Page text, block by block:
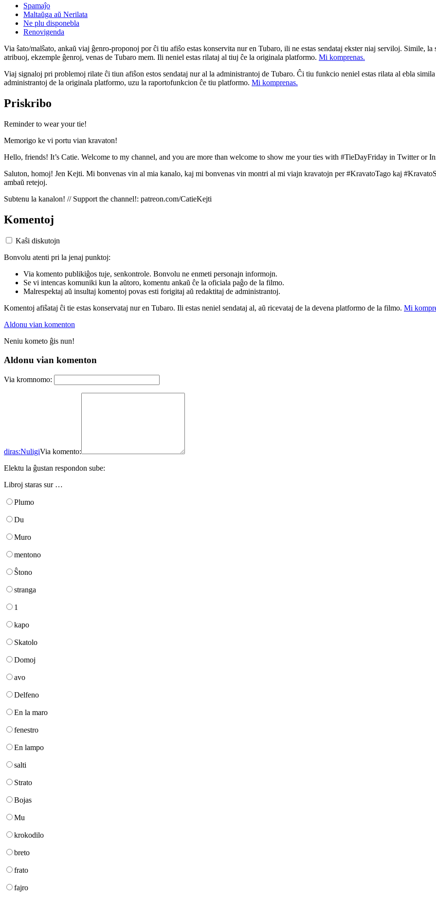
Spamaĵo
Maltaŭga aŭ Nerilata
Ne plu disponebla
Renovigenda
Via ŝato/malŝato, ankaŭ viaj ĝenro-proponoj por ĉi tiu afiŝo estas konservita nur en Tubaro, ili ne estas sendataj ekster niaj serviloj. Simile,
atribuoj, ekzemple ĝenroj, venas de Tubaro mem. Ili neniel estas rilataj al tiuj ĉe la originala platformo. Mi komprenas.
Viaj signaloj pri problemoj rilate ĉi tiun afiŝon estos sendataj nur al la administrantoj de Tubaro. Ĉi tiu funkcio neniel estas rilata al ebla
administrantoj de la originala platformo, uzu la raportofunkcion ĉe tiu platformo. Mi komprenas.
Priskribo
Reminder to wear your tie!
Memorigo ke vi portu vian kravaton!
Hello, friends! It’s Catie. Welcome to my channel, and you are more than welcome to show me your ties with #TieDayFriday in Twitter or
Saluton, homoj! Jen Kejti. Mi bonvenas vin al mia kanalo, kaj mi bonvenas vin montri al mi viajn kravatojn per #KravatoTago kaj
ambaŭ retejoj.
Subtenu la kanalon! // Support the channel!: patreon.com/CatieKejti
Komentoj
Kaŝi diskutojn
Bonvolu atenti pri la jenaj punktoj:
Via komento publikiĝos tuje, senkontrole. Bonvolu ne enmeti personajn informojn.
Se vi intencas komuniki kun la aŭtoro, komentu ankaŭ ĉe la oficiala paĝo de la filmo.
Malrespektaj aŭ insultaj komentoj povas esti forigitaj aŭ redaktitaj de administrantoj.
Komentoj afiŝataj ĉi tie estas konservataj nur en Tubaro. Ili estas neniel sendataj al, aŭ ricevataj de la devena platformo de la filmo. Mi
Aldonu vian komenton
Neniu kometo ĝis nun!
Aldonu vian komenton
Via kromnomo:
diras:NuligiVia komento:
Elektu la ĝustan respondon sube:
Libroj staras sur …
Plumo
Du
Muro
mentono
Ŝtono
stranga
1
kapo
Skatolo
Domoj
avo
Delfeno
En la maro
fenestro
En lampo
salti
Strato
Bojas
Mu
krokodilo
breto
frato
fajro